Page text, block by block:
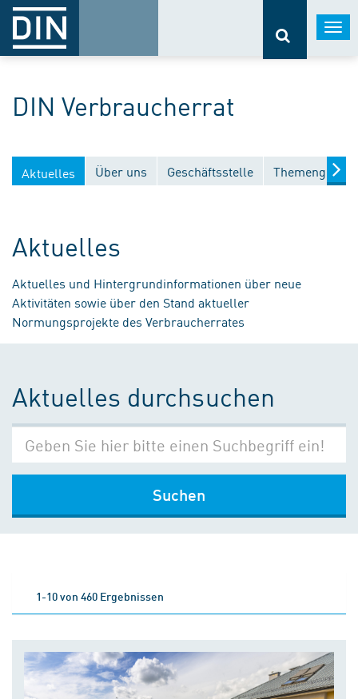
DIN Verbraucherrat
Aktuelles Über uns Geschäftsstelle
Aktuelles
Aktuelles und Hintergrundinformationen über neue
Aktivitäten sowie über den Stand aktueller
Normungsprojekte des Verbraucherrates
Aktuelles durchsuchen
Suchen
1-10 von 460 Ergebnissen